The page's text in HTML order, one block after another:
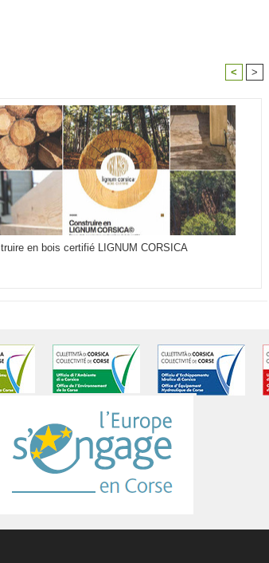
< >
en bois certifié LIGNUM CORSICA